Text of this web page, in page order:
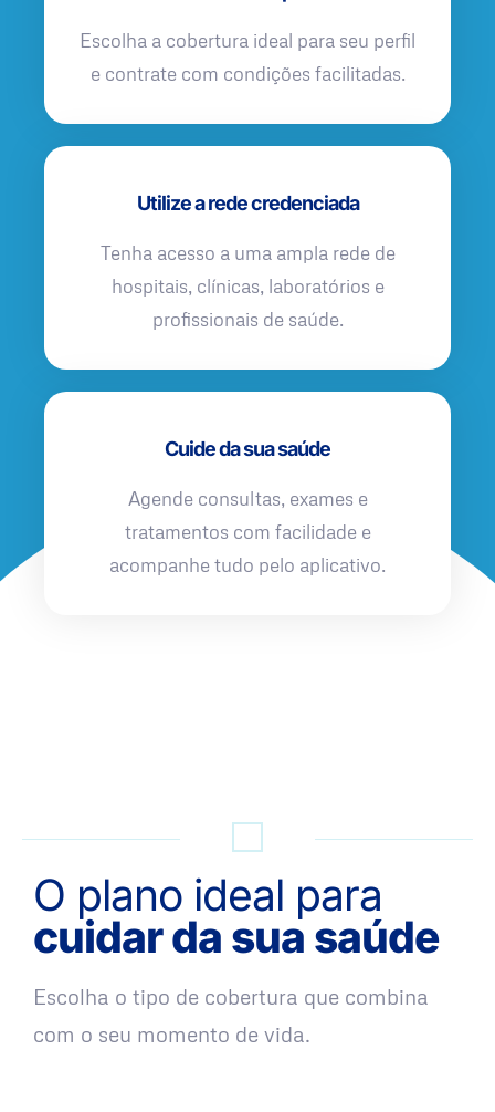
Escolha a cobertura ideal para seu perfil
e contrate com condições facilitadas.
Utilize a rede credenciada
Tenha acesso a uma ampla rede de
hospitais, clínicas, laboratórios e
profissionais de saúde.
Cuide da sua saúde
Agende consultas, exames e
tratamentos com facilidade e
acompanhe tudo pelo aplicativo.
O plano ideal para
cuidar da sua saúde
Escolha o tipo de cobertura que combina
com o seu momento de vida.